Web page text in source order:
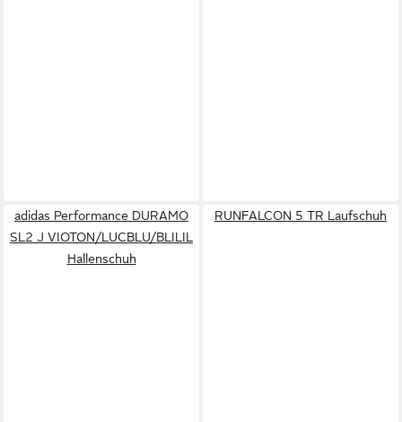
adidas Performance DURAMO
SL2 J VIOTON/LUCBLU/BLILIL
Hallenschuh
RUNFALCON 5 TR Laufschuh